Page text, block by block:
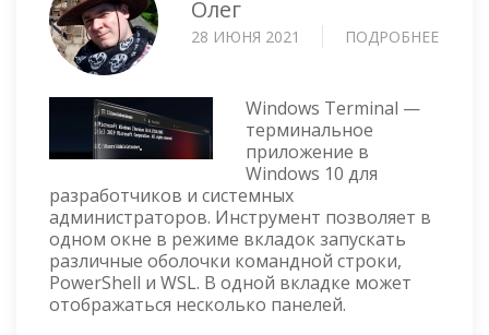
Олег
28 ИЮНЯ 2021 ПОДРОБНЕЕ
Windows Terminal —
терминальное
приложение в
Windows 10 для
разработчиков и системных
администраторов. Инструмент позволяет в
одном окне в режиме вкладок запускать
различные оболочки командной строки,
PowerShell и WSL. В одной вкладке может
отображаться несколько панелей.